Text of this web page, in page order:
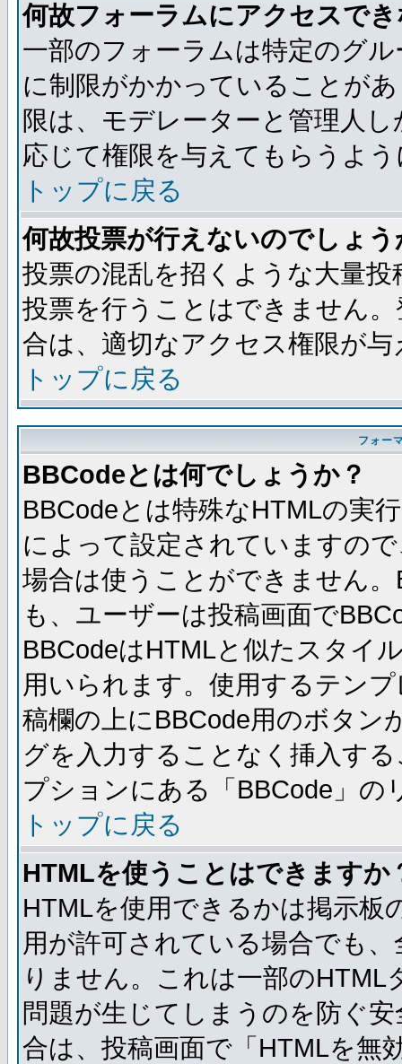
何故フォーラムにアクセスで
一部のフォーラムは特定のグ
に制限がかかっていることが
限は、モデレーターと管理人
応じて権限を与えてもらうよ
トップに戻る
何故投票が行えないのでしょう
投票の混乱を招くような大量
投票を行うことはできません
合は、適切なアクセス権限が
トップに戻る
フォー
BBCodeとは何でしょうか？
BBCodeとは特殊なHTMLの実
によって設定されていますの
場合は使うことができません
も、ユーザーは投稿画面で
BBCodeはHTMLと似たスタイ
用いられます。使用するテン
稿欄の上にBBCode用のボタン
グを入力することなく挿入す
プションにある「BBCode」
トップに戻る
HTMLを使うことはできますか
HTMLを使用できるかは掲示板
用が許可されている場合でも
りません。これは一部の
問題が生じてしまうのを防ぐ
合は、投稿画面で「HTMLを無